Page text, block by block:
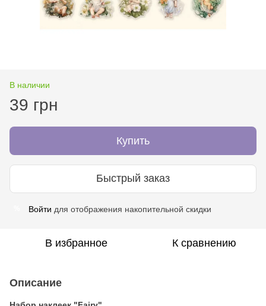
В наличии
39 грн
Купить
Быстрый заказ
Войти для отображения накопительной скидки
В избранное К сравнению
Описание